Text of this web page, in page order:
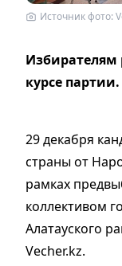
Источник фото:
Избирателям
курсе партии.
29 декабря
страны от
рамках
коллективом
Алатауского
Vecher.kz.